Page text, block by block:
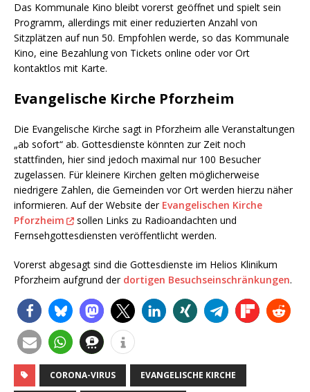
Das Kommunale Kino bleibt vorerst geöffnet und spielt sein
Programm, allerdings mit einer reduzierten Anzahl von
Sitzplätzen auf nun 50. Empfohlen werde, so das Kommunale
Kino, eine Bezahlung von Tickets online oder vor Ort
kontaktlos mit Karte.
Evangelische Kirche Pforzheim
Die Evangelische Kirche sagt in Pforzheim alle Veranstaltungen
„ab sofort“ ab. Gottesdienste könnten zur Zeit noch
stattfinden, hier sind jedoch maximal nur 100 Besucher
zugelassen. Für kleinere Kirchen gelten möglicherweise
niedrigere Zahlen, die Gemeinden vor Ort werden hierzu näher
informieren. Auf der Website der Evangelischen Kirche
Pforzheim
sollen Links zu Radioandachten und
Fernsehgottesdiensten veröffentlicht werden.
Vorerst abgesagt sind die Gottesdienste im Helios Klinikum
Pforzheim aufgrund der dortigen Besuchseinschränkungen.
CORONA-VIRUS EVANGELISCHE KIRCHE